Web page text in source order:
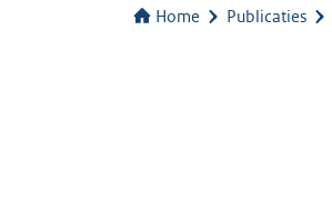
Home Publicaties